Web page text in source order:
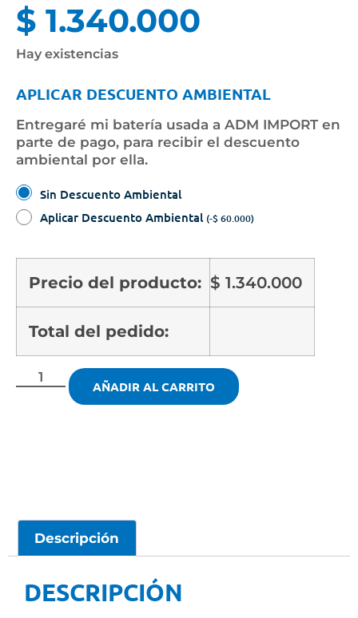
$ 1.340.000
Hay existencias
APLICAR DESCUENTO AMBIENTAL
Entregaré mi batería usada a ADM IMPORT en
parte de pago, para recibir el descuento
ambiental por ella.
Sin Descuento Ambiental
Aplicar Descuento Ambiental (-$60.000)
Precio del producto: $ 1.340.000
Total del pedido:
AÑADIR AL CARRITO
Descripción
DESCRIPCIÓN